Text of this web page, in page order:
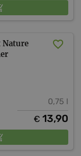
Nature
0,75 l
€ 13,90